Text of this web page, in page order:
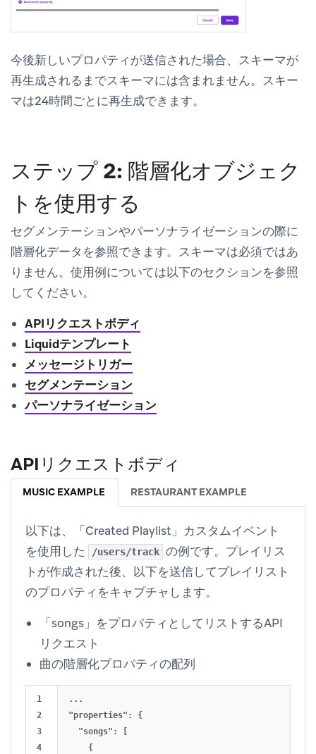
今後新しいプロパティが送信された場合、スキーマが
再生成されるまでスキーマには含まれません。スキー
マは24時間ごとに再生成できます。
ステップ 2: 階層化オブジェク
トを使用する
セグメンテーションやパーソナライゼーションの際に
階層化データを参照できます。スキーマは必須ではあ
りません。使用例については以下のセクションを参照
してください。
APIリクエストボディ
Liquidテンプレート
メッセージトリガー
セグメンテーション
パーソナライゼーション
APIリクエストボディ
MUSIC EXAMPLE RESTAURANT EXAMPLE
以下は、「Created Playlist」カスタムイベント
を使用した
/users/track の例です。プレイリス
トが作成された後、以下を送信してプレイリスト
のプロパティをキャプチャします。
「songs」をプロパティとしてリストするAPI
リクエスト
曲の階層化プロパティの配列
1
2
3
4
...
"properties": {
  "songs": [
    {